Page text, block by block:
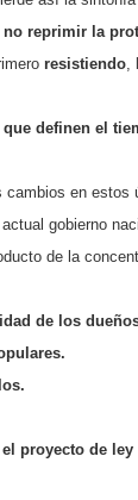
no reprimir la
resistiendo,
que definen el
cambios en estos
gobierno
de la
de los
el proyecto de